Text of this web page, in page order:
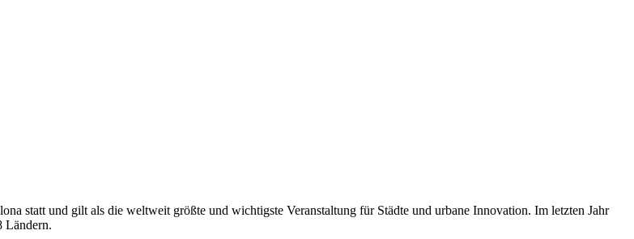
statt und gilt als die weltweit größte und wichtigste Veranstaltung für Städte und urbane Innovation. Im letzten Jahr
Ländern.